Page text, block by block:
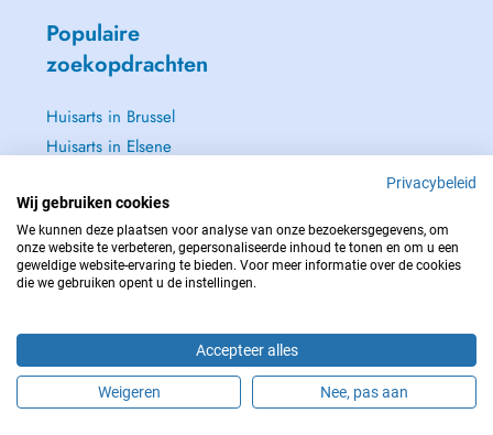
Populaire
zoekopdrachten
Huisarts in Brussel
Huisarts in Elsene
Tandarts in Brussel
Zie alle →
NEEM IN GEVAL VAN NOOD CONTACT OP MET : 112
Copyright © 2026 - DOCTENA BELGIUM S.P.R.L./B.V.B.A. 37 Square de Meeûs
1000 Bruxelles
Privacybeleid
Wij gebruiken cookies
We kunnen deze plaatsen voor analyse van onze bezoekersgegevens, om
onze website te verbeteren, gepersonaliseerde inhoud te tonen en om u een
geweldige website-ervaring te bieden. Voor meer informatie over de cookies
die we gebruiken opent u de instellingen.
Accepteer alles
Weigeren Nee, pas aan